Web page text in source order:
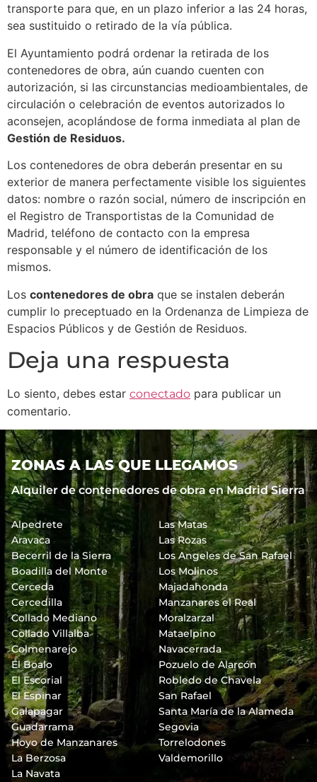
transporte para que, en un plazo inferior a las 24 horas,
sea sustituido o retirado de la vía pública.
El Ayuntamiento podrá ordenar la retirada de los
contenedores de obra, aún cuando cuenten con
autorización, si las circunstancias medioambientales, de
circulación o celebración de eventos autorizados lo
aconsejen, acoplándose de forma inmediata al plan de
Gestión de Residuos.
Los contenedores de obra deberán presentar en su
exterior de manera perfectamente visible los siguientes
datos: nombre o razón social, número de inscripción en
el Registro de Transportistas de la Comunidad de
Madrid, teléfono de contacto con la empresa
responsable y el número de identificación de los
mismos.
Los contenedores de obra que se instalen deberán
cumplir lo preceptuado en la Ordenanza de Limpieza de
Espacios Públicos y de Gestión de Residuos.
Deja una respuesta
Lo siento, debes estar conectado para publicar un
comentario.
ZONAS A LAS QUE LLEGAMOS
Alquiler de contenedores de obra en Madrid Sierra
Alpedrete
Aravaca
Becerril de la Sierra
Boadilla del Monte
Cerceda
Cercedilla
Collado Mediano
Collado Villalba
Colmenarejo
El Boalo
El Escorial
El Espinar
Galapagar
Guadarrama
Hoyo de Manzanares
La Berzosa
La Navata
Las Matas
Las Rozas
Los Angeles de San Rafael
Los Molinos
Majadahonda
Manzanares el Real
Moralzarzal
Mataelpino
Navacerrada
Pozuelo de Alarcón
Robledo de Chavela
San Rafael
Santa María de la Alameda
Segovia
Torrelodones
Valdemorillo